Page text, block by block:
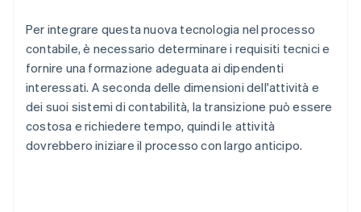
Per integrare questa nuova tecnologia nel processo
contabile, è necessario determinare i requisiti tecnici e
fornire una formazione adeguata ai dipendenti
interessati. A seconda delle dimensioni dell'attività e
dei suoi sistemi di contabilità, la transizione può essere
costosa e richiedere tempo, quindi le attività
dovrebbero iniziare il processo con largo anticipo.